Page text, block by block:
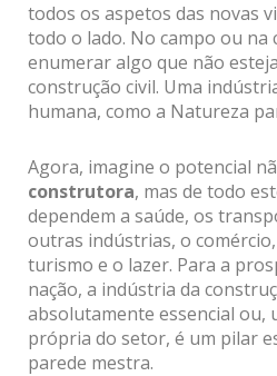
todos os aspetos das novas
todo o lado. No campo ou na
enumerar algo que não
construção civil. Uma
humana, como a Natureza
Agora, imagine o potencial
construtora, mas de todo
dependem a saúde, os
outras indústrias, o
turismo e o lazer. Para a
nação, a indústria da
absolutamente essencial ou,
própria do setor, é um pilar
parede mestra.